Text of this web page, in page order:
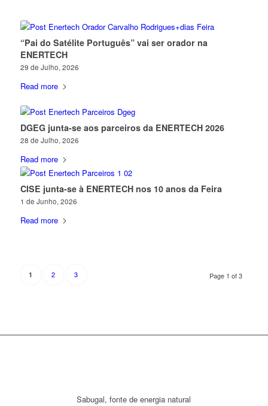
“Pai do Satélite Português” vai ser orador na
ENERTECH
29 de Julho, 2026
Read more
DGEG junta-se aos parceiros da ENERTECH 2026
28 de Julho, 2026
Read more
CISE junta-se à ENERTECH nos 10 anos da Feira
1 de Junho, 2026
Read more
Page 1 of 3
1 2 3
Sabugal, fonte de energia natural